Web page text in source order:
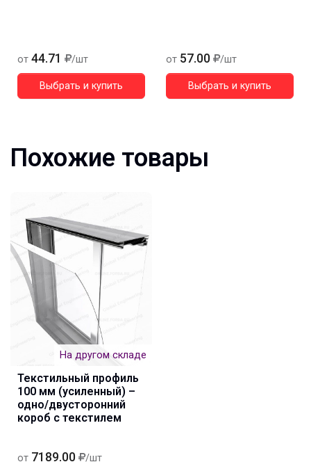
от 44.71 /шт
Выбрать и купить
от 57.00 /шт
Выбрать и купить
Похожие товары
На другом складе
Текстильный профиль
100 мм (усиленный) –
одно/двусторонний
короб с текстилем
от 7189.00 /шт